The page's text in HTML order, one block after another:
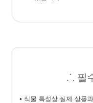
⸫ 필
• 식물 특성상 실제 상품